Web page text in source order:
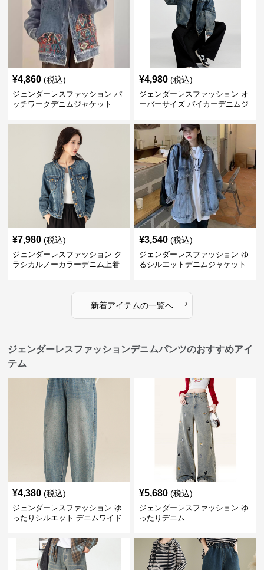
¥4,860 (税込)
ジェンダーレスファッション パ
ッチワークデニムジャケット
¥4,980 (税込)
ジェンダーレスファッション オ
ーバーサイズ バイカーデニムジ
¥7,980 (税込)
ジェンダーレスファッション ク
ラシカルノーカラーデニム上着
¥3,540 (税込)
ジェンダーレスファッション ゆ
るシルエットデニムジャケット
新着アイテムの一覧へ ›
ジェンダーレスファッションデニムパンツのおすすめアイ
テム
¥4,380 (税込)
ジェンダーレスファッション ゆ
ったりシルエット デニムワイド
¥5,680 (税込)
ジェンダーレスファッション ゆ
ったりデニム